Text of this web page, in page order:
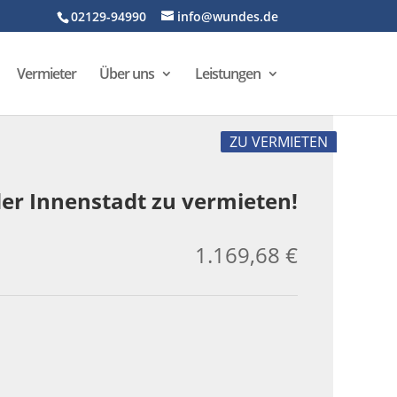
02129-94990 info@wundes.de
Vermieter Über uns Leistungen
ZU VERMIETEN
Innenstadt zu vermieten!
1.169,68 €